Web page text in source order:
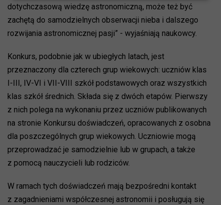
dotychczasową wiedzę astronomiczną, może też być
zachętą do samodzielnych obserwacji nieba i dalszego
rozwijania astronomicznej pasji” - wyjaśniają naukowcy.
Konkurs, podobnie jak w ubiegłych latach, jest
przeznaczony dla czterech grup wiekowych: uczniów klas
I-III, IV-VI i VII-VIII szkół podstawowych oraz wszystkich
klas szkół średnich. Składa się z dwóch etapów. Pierwszy
z nich polega na wykonaniu przez uczniów publikowanych
na stronie Konkursu doświadczeń, opracowanych z osobna
dla poszczególnych grup wiekowych. Uczniowie mogą
przeprowadzać je samodzielnie lub w grupach, a także
z pomocą nauczycieli lub rodziców.
W ramach tych doświadczeń mają bezpośredni kontakt
z zagadnieniami współczesnej astronomii i posługują się